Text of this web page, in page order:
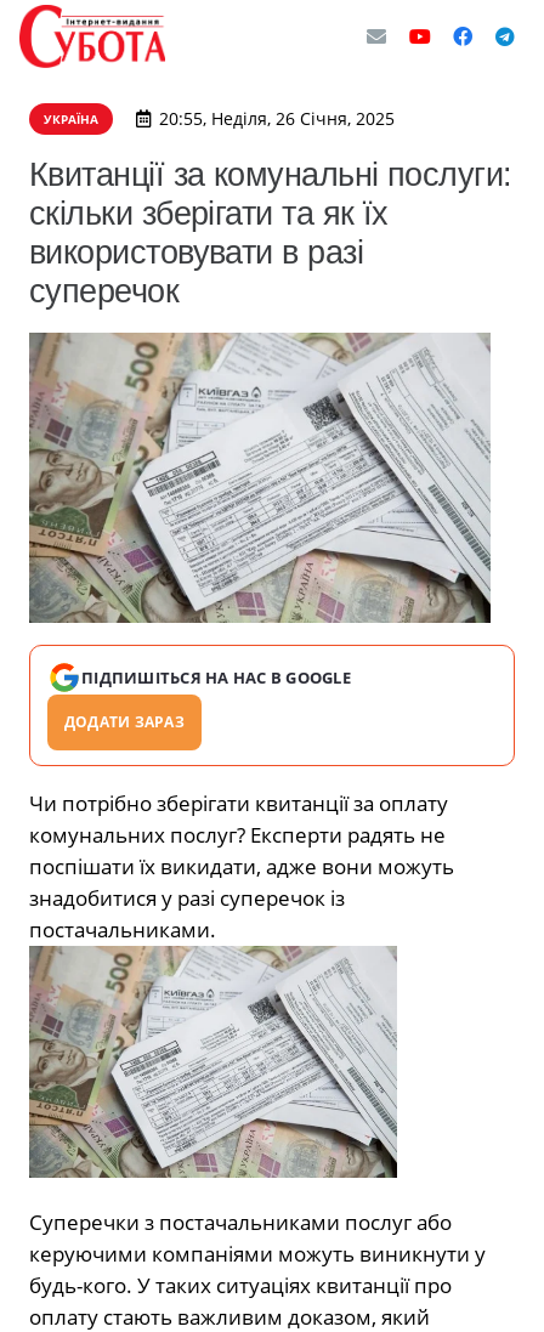
УКРАЇНА 20:55, Неділя, 26 Січня, 2025
Квитанції за комунальні послуги:
скільки зберігати та як їх
використовувати в разі
суперечок
ПІДПИШІТЬСЯ НА НАС В GOOGLE
ДОДАТИ ЗАРАЗ
Чи потрібно зберігати квитанції за оплату
комунальних послуг? Експерти радять не
поспішати їх викидати, адже вони можуть
знадобитися у разі суперечок із
постачальниками.
Суперечки з постачальниками послуг або
керуючими компаніями можуть виникнути у
будь-кого. У таких ситуаціях квитанції про
оплату стають важливим доказом, який